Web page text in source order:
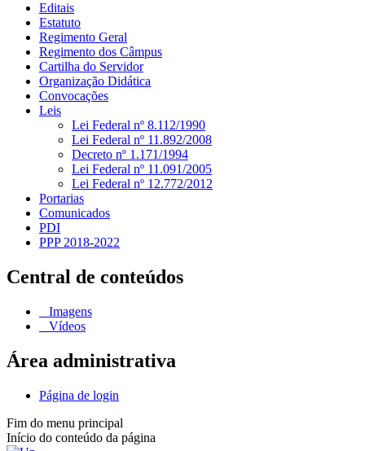
Editais
Estatuto
Regimento Geral
Regimento dos Câmpus
Cartilha do Servidor
Organização Didática
Convocações
Leis
Lei Federal nº 8.112/1990
Lei Federal nº 11.892/2008
Decreto nº 1.171/1994
Lei Federal nº 11.091/2005
Lei Federal nº 12.772/2012
Portarias
Comunicados
PDI
PPP 2018-2022
Central de conteúdos
Imagens
Vídeos
Área administrativa
Página de login
Fim do menu principal
Início do conteúdo da página